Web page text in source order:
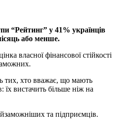
“Рейтинг” у 41% українцiв
або менше.
власної фiнансової стiйкостi
тих, хто вважає, що мають
їх вистачить бiльше нiж на
та пiдприємцiв.